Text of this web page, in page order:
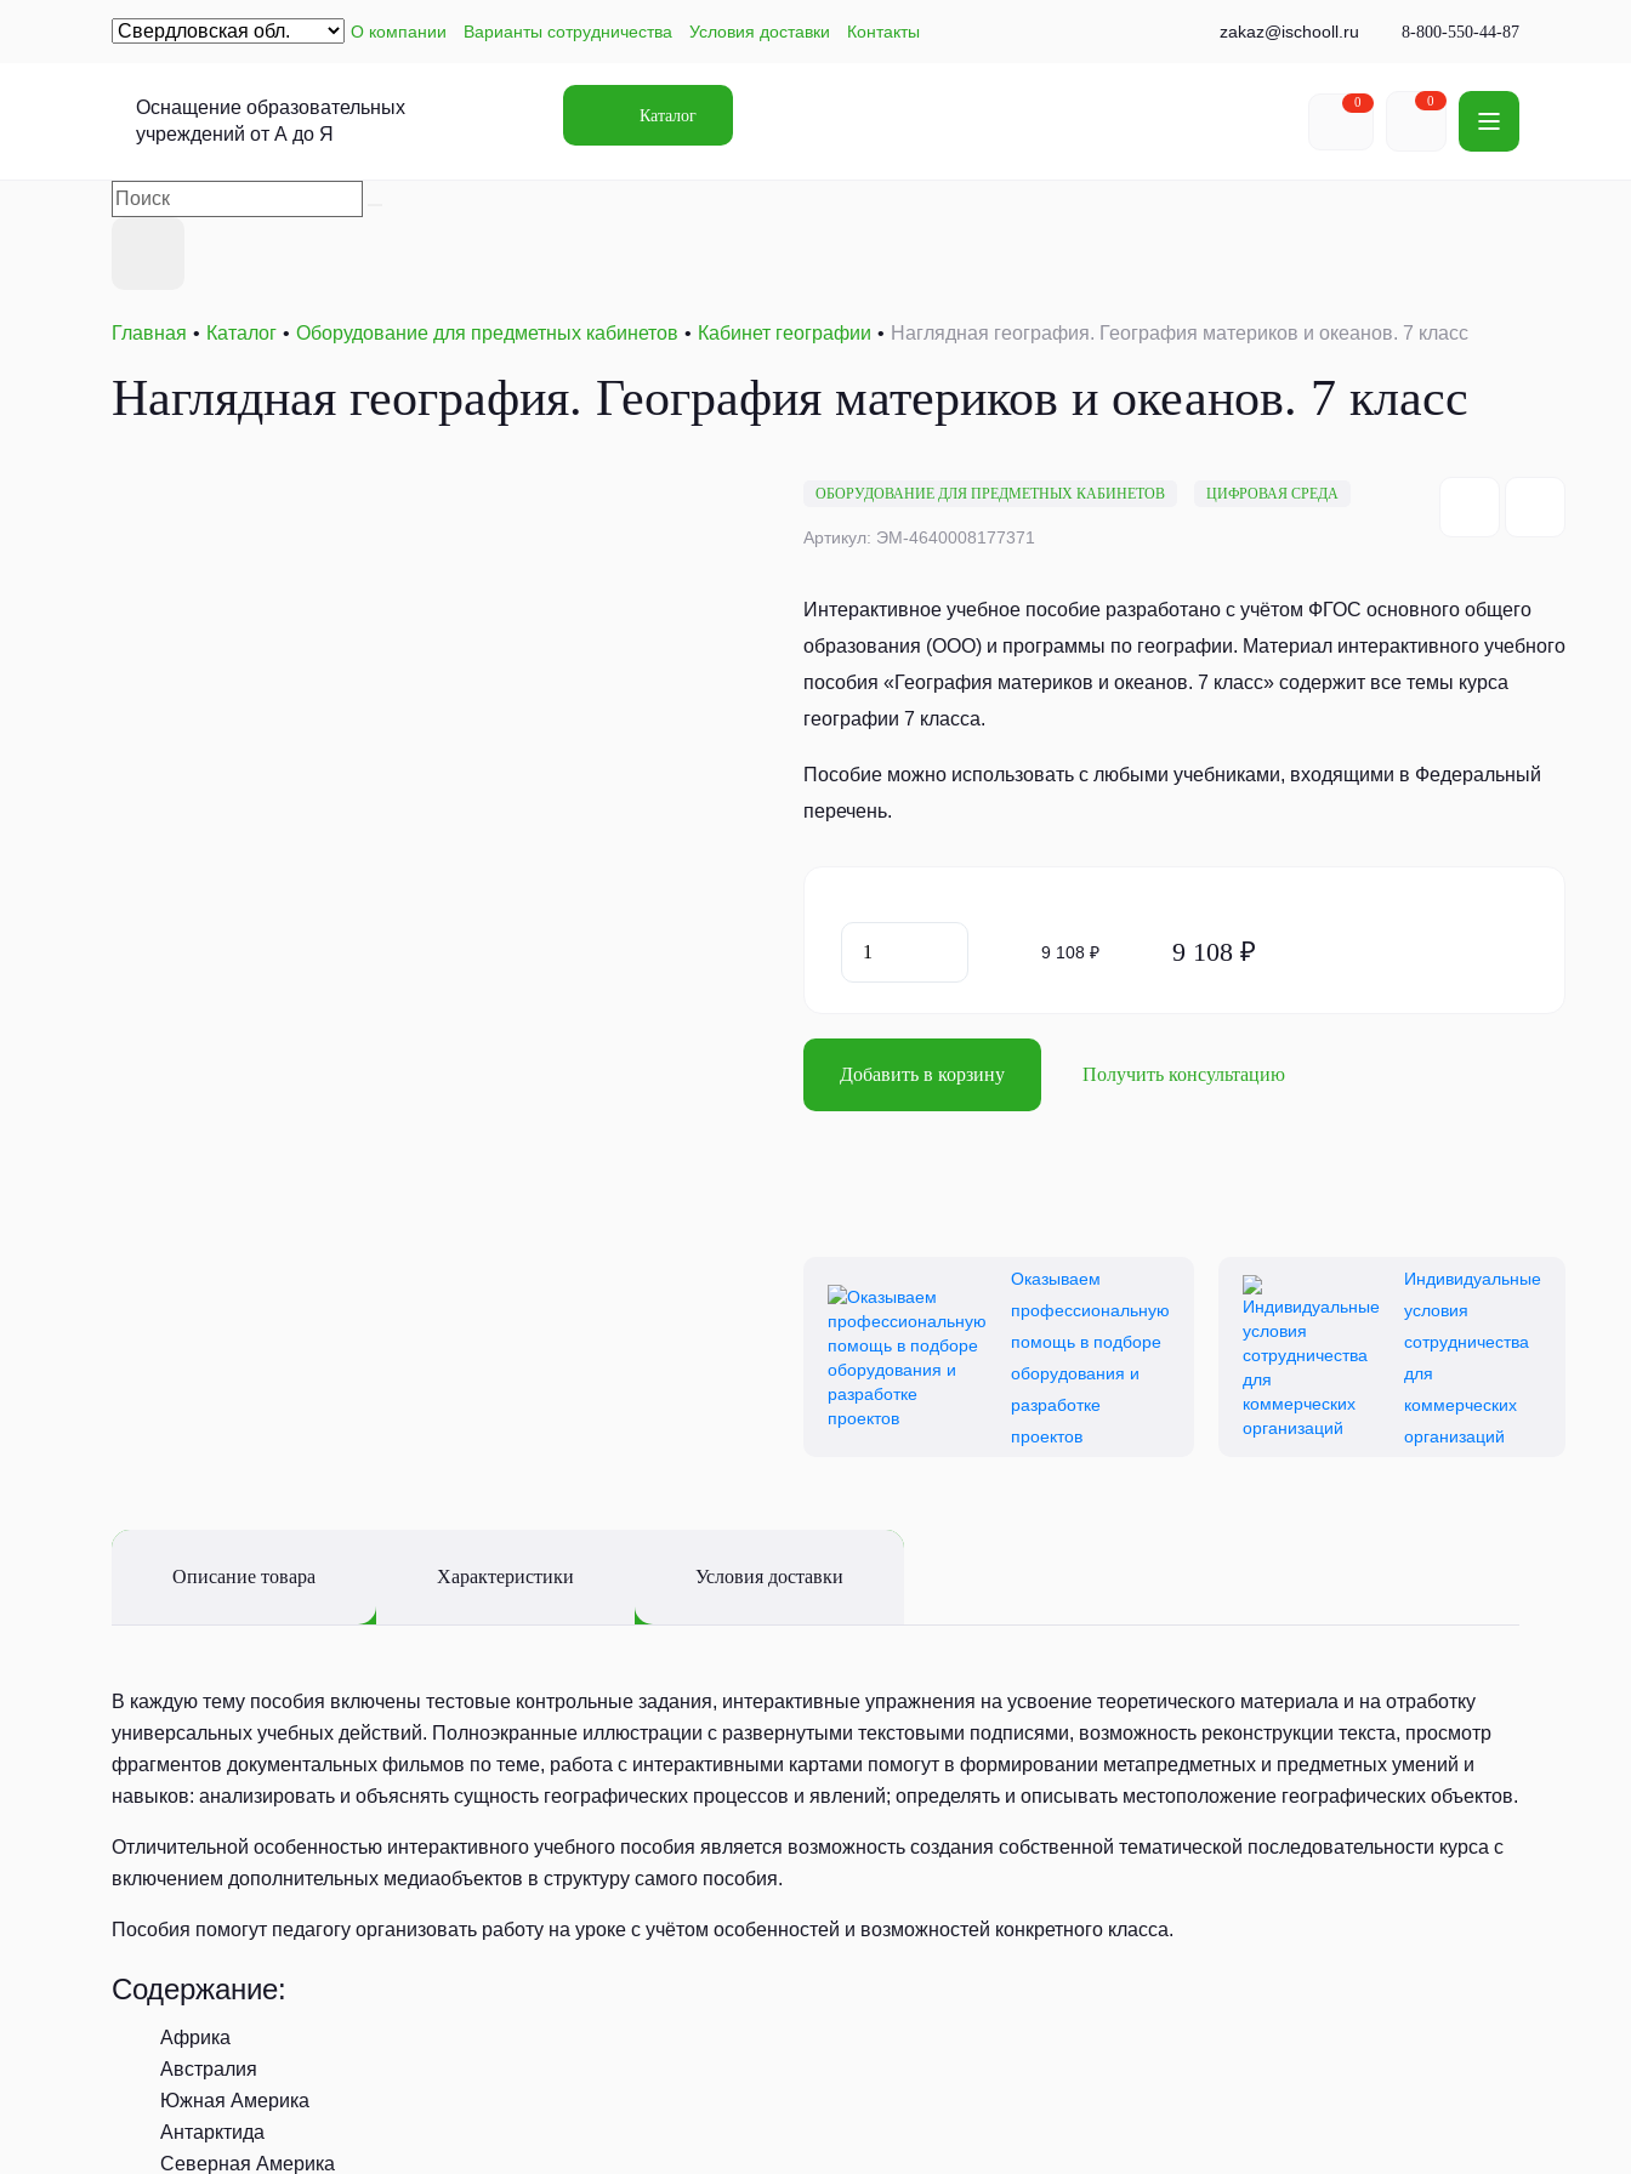
О компании Варианты сотрудничества Условия доставки Контакты zakaz@ischooll.ru 8-800-550-44-87
Оснащение образовательных
учреждений от А до Я
Каталог
0 0
Главная Каталог Оборудование для предметных кабинетов Кабинет географии Наглядная география. География материков и океанов. 7 класс
Наглядная география. География материков и океанов. 7 класс
ОБОРУДОВАНИЕ ДЛЯ ПРЕДМЕТНЫХ КАБИНЕТОВ ЦИФРОВАЯ СРЕДА
Артикул: ЭМ-4640008177371
Интерактивное учебное пособие разработано с учётом ФГОС основного общего
образования (ООО) и программы по географии. Материал интерактивного учебного
пособия «География материков и океанов. 7 класс» содержит все темы курса
географии 7 класса.
Пособие можно использовать с любыми учебниками, входящими в Федеральный
перечень.
9 108 ₽ 9 108 ₽
Добавить в корзину Получить консультацию
Оказываем
профессиональную
помощь в подборе
оборудования и
разработке
проектов
Индивидуальные
условия
сотрудничества
для
коммерческих
организаций
Описание товара Характеристики Условия доставки
В каждую тему пособия включены тестовые контрольные задания, интерактивные упражнения на усвоение теоретического материала и на отработку
универсальных учебных действий. Полноэкранные иллюстрации с развернутыми текстовыми подписями, возможность реконструкции текста, просмотр
фрагментов документальных фильмов по теме, работа с интерактивными картами помогут в формировании метапредметных и предметных умений и
навыков: анализировать и объяснять сущность географических процессов и явлений; определять и описывать местоположение географических объектов.
Отличительной особенностью интерактивного учебного пособия является возможность создания собственной тематической последовательности курса с
включением дополнительных медиаобъектов в структуру самого пособия.
Пособия помогут педагогу организовать работу на уроке с учётом особенностей и возможностей конкретного класса.
Содержание:
Африка
Австралия
Южная Америка
Антарктида
Северная Америка